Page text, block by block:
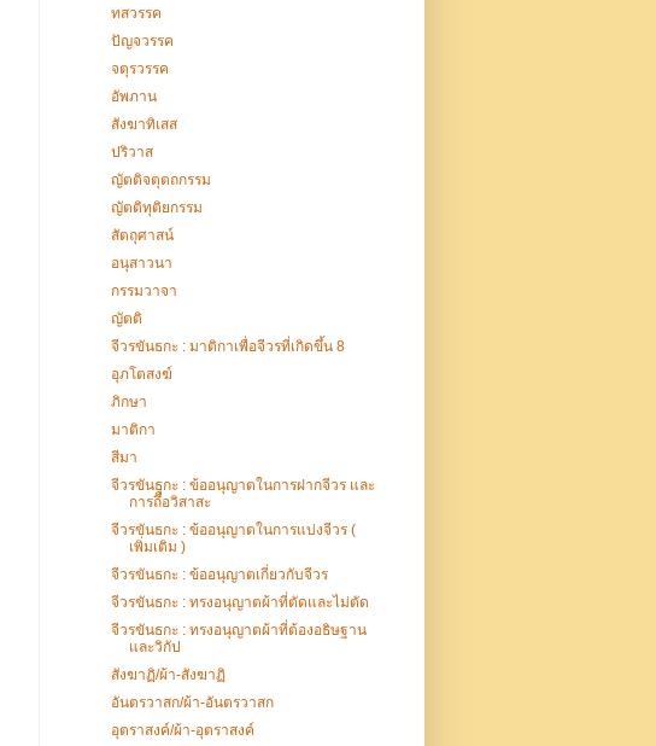
ทสวรรค
ปัญจวรรค
จตุรวรรค
อัพภาน
สังฆาทิเสส
ปริวาส
ญัตติจตุตถกรรม
ญัตติทุติยกรรม
สัตถุศาสน์
อนุสาวนา
กรรมวาจา
ญัตติ
จีวรขันธกะ : มาติกาเพื่อจีวรที่เกิดขึ้น 8
อุภโตสงฆ์
ภิกษา
มาติกา
สีมา
จีวรขันธกะ : ข้ออนุญาตในการฝากจีวร และ
การถึือวิสาสะ
จีวรขันธกะ : ข้ออนุญาตในการแบ่งจีวร (
เพิ่มเติม )
จีวรขันธกะ : ข้ออนุญาตเกี่ยวกับจีวร
จีวรขันธกะ : ทรงอนุญาตผ้าที่ตัดและไม่ตัด
จีวรขันธกะ : ทรงอนุญาตผ้าที่ต้องอธิษฐาน
และวิกัป
สังฆาฏิ/ผ้า-สังฆาฏิ
อันตรวาสก/ผ้า-อันตรวาสก
อุตราสงค์/ผ้า-อุตราสงค์